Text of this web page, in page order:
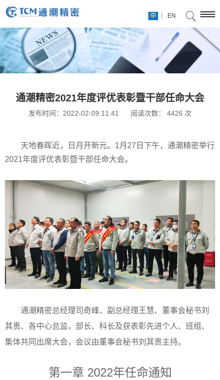
中 EN
通潮精密2021年度评优表彰暨干部任命大会
发布时间：2022-02-09 11:41 阅读次数： 4426 次
天地春晖近，日月开新元。1月27日下午，通潮精密举行
2021年度评优表彰暨干部任命大会。
通潮精密总经理司奇峰、副总经理王慧、董事会秘书刘
其贵、各中心总监，部长、科长及获表彰先进个人、班组、
集体共同出席大会，会议由董事会秘书刘其贵主持。
第一章 2022年任命通知